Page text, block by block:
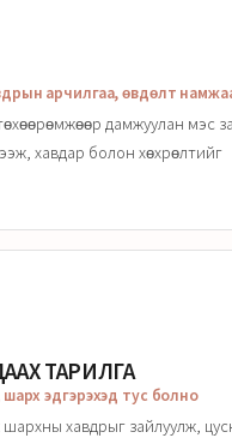
арчилгаа, өвдөлт
дамжуулан мэс
хавдар болон хөхрөлтийг
ТАРИЛГА
эдгэрэхэд тус болно
хавдрыг зайлуулж,